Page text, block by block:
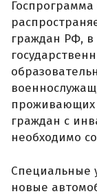
граждан РФ, в
проживающих
граждан с
необходимо
Специальные
новые